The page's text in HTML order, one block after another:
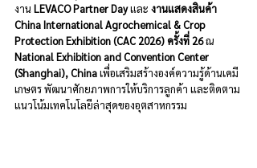
งาน LEVACO Partner Day และ งานแสดงสินค้า
China International Agrochemical & Crop
Protection Exhibition (CAC 2026) ครั้งที่ 26 ณ
National Exhibition and Convention Center
(Shanghai), China เพื่อเสริมสร้างองค์ความรู้ด้านเคมี
เกษตร พัฒนาศักยภาพการให้บริการลูกค้า และติดตาม
แนวโน้มเทคโนโลยีล่าสุดของอุตสาหกรรม